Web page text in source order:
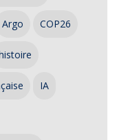
Argo COP26
IA